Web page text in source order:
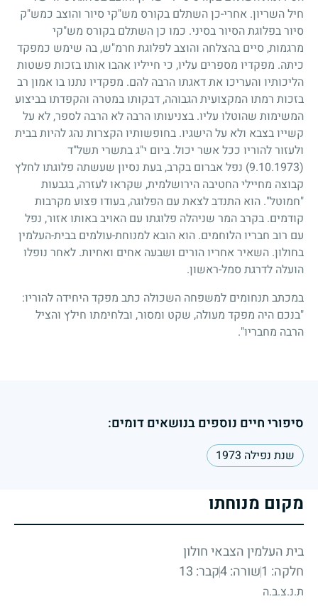
חיל השריון. אחרי-כן השתלם בקורס מש"קי סיור והוצב כמש"ק
סיור בפלוגת הסיור בסיני. כמו כן השתלם בקורס מש"קי
מרגמות, סיים בהצלחה והוצב לפלוגת חרמ"ש, בה שימש כמפקד
כיתה. מפקדיו מספרים עליו, כי חייליו אהבו אותו בזכות פשטות
הליכותיו והעריכו את דאגתו הרבה להם. מפקדיו נתנו בו אמון רב
בזכות רמתו המקצועית הגבוהה, דבקותו במטרה והקפדתו בביצוע
המשימות שהוטלו עליו. בצניעותו הרבה לא הרבה לספר, לא על
קשייו בצבא ולא על הישגיו. בחופשותיו הקצרות נהג להיות בבית
ולעזור להוריו ככל אשר יכול. ביום י"ג בתשרי תשל"ד
(9.10.1973)
נפל אברום בקרב, בעת נסיון שעשתה פלוגתו לחלץ
קבוצה מחיילי החטיבה הירושלמית, שקראו לעזרה, בגבעות
"חמוטל". הוא התנדב לצאת עם הפלוגה, בעודו פצוע מקרבות
קודמים. בקרב המר שניהלה פלוגתו עם האויב באותו אזור, נפל
עם רוב חבריו הלוחמים. הוא הובא למנוחת-עולמים בבית-העלמין
בחולון. השאיר אחריו הורים ושבעה אחים ואחיות. לאחר נופלו
הועלה לדרגת סמל-ראשון.
במכתב תנחומים למשפחה השכולה כתב מפקד היחידה להוריו:
"בנכם היה מפקד מעולה, שקט ומסור, ובלחימתו חילץ והציל
הרבה מחבריו".
סיפורי חיים נוספים בנושאים דומים:
שנת נפילה 1973
מקום מנוחתו
בית העלמין הצבאי חולון
חלקה: 1
שורה: 4 קבר: 13
ת.נ.צ.ב.ה